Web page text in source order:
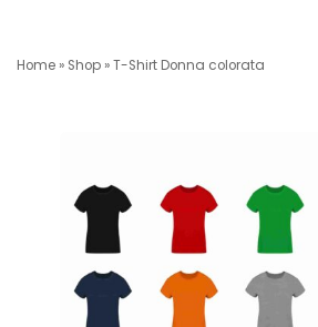
Home » Shop »T-Shirt Donna colorata